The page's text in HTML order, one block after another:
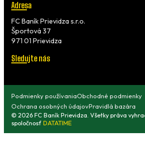
Adresa
FC Baník Prievidza s.r.o.
Športová 37
971 01 Prievidza
Sledujte nás
© 2026 FC Baník Prievidza. Všetky práva
spoločnosť DATATIME
Podmienky používaniaObchodné podmienky
Ochrana osobných údajovPravidlá bazára